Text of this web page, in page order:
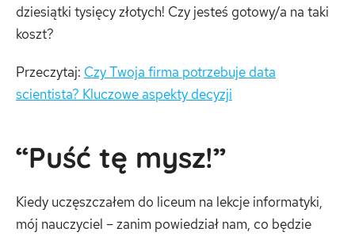
dziesiątki tysięcy złotych! Czy jesteś gotowy/a na taki
koszt?
Przeczytaj: Czy Twoja firma potrzebuje data
scientista? Kluczowe aspekty decyzji
“Puść tę mysz!”
Kiedy uczęszczałem do liceum na lekcje informatyki,
mój nauczyciel – zanim powiedział nam, co będzie